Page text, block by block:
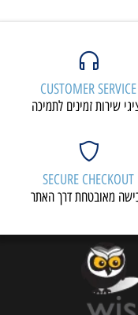
CUSTOMER SERVICE
שירות זמינים לתמיכה
SECURE CHECKOUT
מאובטחת דרך האתר